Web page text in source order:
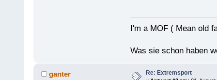
I'm a MOF ( Mean old
Was sie schon haben
ganter Re: Extremsport